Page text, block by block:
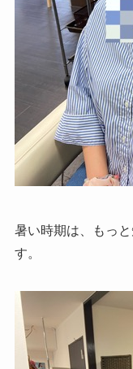
暑い時期は、もっ
す。